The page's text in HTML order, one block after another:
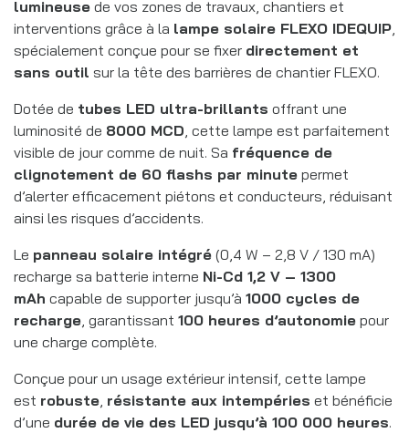
lumineuse de vos zones de travaux, chantiers et
interventions grâce à la lampe solaire FLEXO IDEQUIP
spécialement conçue pour se fixer directement et
sans outil sur la tête des barrières de chantier FLEXO.
Dotée de tubes LED ultra-brillants offrant une
luminosité de 8000 MCD , cette lampe est parfaitement
visible de jour comme de nuit. Sa fréquence de
clignotement de 60 flashs par minute permet
d’alerter efficacement piétons et conducteurs, réduisant
ainsi les risques d’accidents.
Le panneau solaire intégré (0,4 W – 2,8 V / 130 mA)
recharge sa batterie interne Ni-Cd 1,2 V – 1300
mAh capable de supporter jusqu’à 1000 cycles de
recharge , garantissant 100 heures d’autonomie pour
une charge complète.
Conçue pour un usage extérieur intensif, cette lampe
est robuste résistante aux intempéries et bénéficie
d’une durée de vie des LED jusqu’à 100 000 heures.